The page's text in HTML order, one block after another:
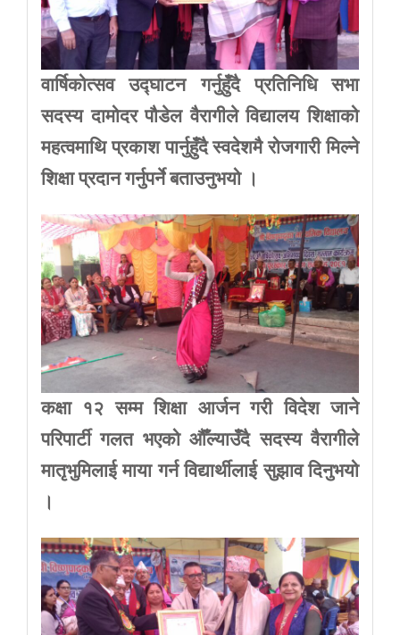
वार्षिकोत्सव उद्घाटन गर्नुहुँदै प्रतिनिधि सभा
सदस्य दामोदर पौडेल वैरागीले विद्यालय शिक्षाको
महत्वमाथि प्रकाश पार्नुहुँदै स्वदेशमै रोजगारी मिल्ने
शिक्षा प्रदान गर्नुपर्ने बताउनुभयो ।
कक्षा १२ सम्म शिक्षा आर्जन गरी विदेश जाने
परिपार्टी गलत भएको औँल्याउँदै सदस्य वैरागीले
मातृभुमिलाई माया गर्न विद्यार्थीलाई सुझाव दिनुभयो
।